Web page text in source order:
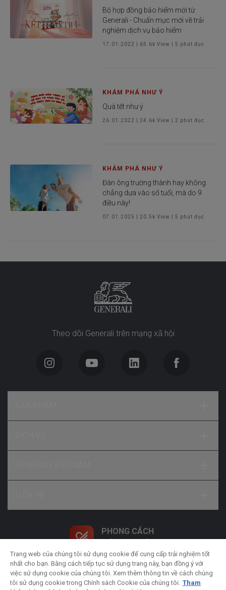
Bộ hợp đồng bảo hiểm mới từ
Generali - Chuẩn mực mới về trải
nghiệm dịch vụ bảo hiểm
17.01.2022 65.6k View |5 phút đọc
KHÁM PHÁ NHƯ Ý
Quà tết như ý
26.01.2022 24.6k View | 2 phút đọc
KHÁM PHÁ NHƯ Ý
Đàn ông trường thành hay không
chẳng dựa vào số tuổi, mà do 9
điều này!
07.01.2025 20.5k View |5 phút đọc
Theo dõi Generali trên mạng xã hội
PHONG CÁCH
Trang web của chúng tôi sử dụng cookie để cung cấp trải nghiệm tốt
nhất cho bạn. Bằng cách tiếp tục sử dụng trang này, bạn đồng ý với
việc sử dụng cookie của chúng tôi. Xem thêm thông tin về cách chúng
tôi sử dụng cookie trong Chính sách Cookie của chúng tôi. Tham